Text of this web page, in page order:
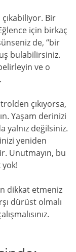
Bir
için birkaç
de, “bir
bulabilirsiniz.
ve o
çıkıyorsa,
Yaşam derinizi
yalnız değilsiniz.
yeniden
Unutmayın, bu
dikkat etmeniz
dürüst olmalı